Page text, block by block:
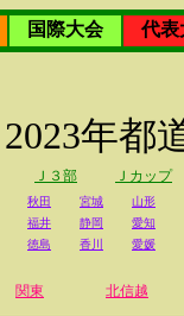
国際大会
代表
2023年都
Ｊ３部 Ｊカップ
秋田 宮城
山形
福井 静岡
愛知
徳島 香川 愛媛
関東 北信越